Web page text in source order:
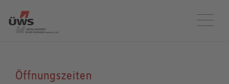
Menü
Öffnungszeiten